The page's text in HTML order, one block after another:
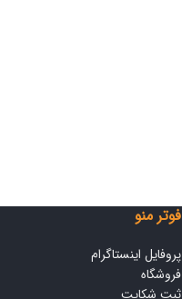
فوتر منو
پروفایل اینستاگرام
فروشگاه
ثبت شکایت